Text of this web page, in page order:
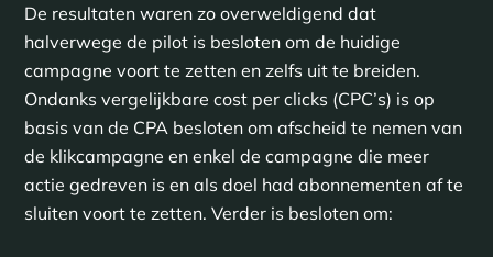
De resultaten waren zo overweldigend dat
halverwege de pilot is besloten om de huidige
campagne voort te zetten en zelfs uit te breiden.
Ondanks vergelijkbare cost per clicks (CPC’s) is op
basis van de CPA besloten om afscheid te nemen van
de klikcampagne en enkel de campagne die meer
actie gedreven is en als doel had abonnementen af te
sluiten voort te zetten. Verder is besloten om: